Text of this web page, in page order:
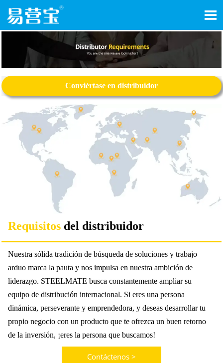

Conviértase en distribuidor
Requisitos del distribuidor
Nuestra sólida tradición de búsqueda de soluciones y trabajo
arduo marca la pauta y nos impulsa en nuestra ambición de
liderazgo. STEELMATE busca constantemente ampliar su
equipo de distribución internacional. Si eres una persona
dinámica, perseverante y emprendedora, y deseas desarrollar tu
propio negocio con un producto que te ofrezca un buen retorno
de la inversión, ¡eres la persona que buscamos!
Contáctenos >